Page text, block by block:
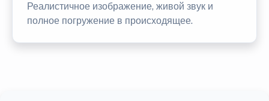
Реалистичное изображение, живой звук и
полное погружение в происходящее.